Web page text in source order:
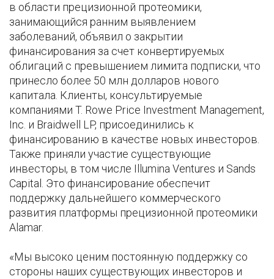
в области прецизионной протеомики,
занимающийся ранним выявлением
заболеваний, объявил о закрытии
финансирования за счет конвертируемых
облигаций с превышением лимита подписки, что
принесло более 50 млн долларов нового
капитала. Клиенты, консультируемые
компаниями T. Rowe Price Investment Management,
Inc. и Braidwell LP, присоединились к
финансированию в качестве новых инвесторов.
Также приняли участие существующие
инвесторы, в том числе Illumina Ventures и Sands
Capital. Это финансирование обеспечит
поддержку дальнейшего коммерческого
развития платформы прецизионной протеомики
Alamar.
«Мы высоко ценим постоянную поддержку со
стороны наших существующих инвесторов и